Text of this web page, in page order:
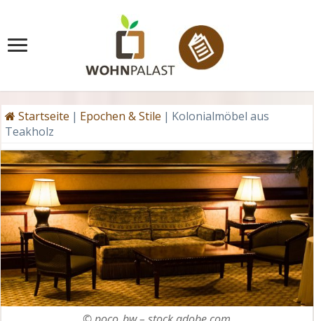
Startseite | Epochen & Stile | Kolonialmöbel aus
Teakholz